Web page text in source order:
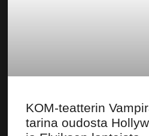
KOM-teatterin
tarina oudosta